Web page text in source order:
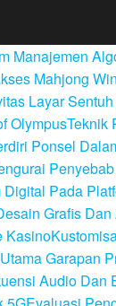
Manajemen
Mahjong
Layar
OlympusTeknik
Ponsel
Pada
Grafis
Kasino
Garapan
Audio Dan